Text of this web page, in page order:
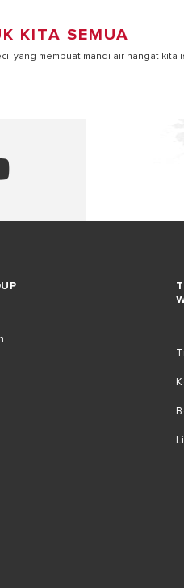
KITA SEMUA
yang membuat mandi air hangat